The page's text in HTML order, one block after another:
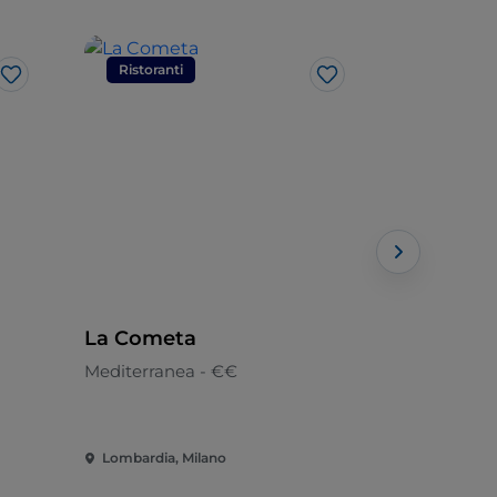
Like
Ristoranti
Like
La Cometa
Mediterranea - €€
Lombardia, Milano